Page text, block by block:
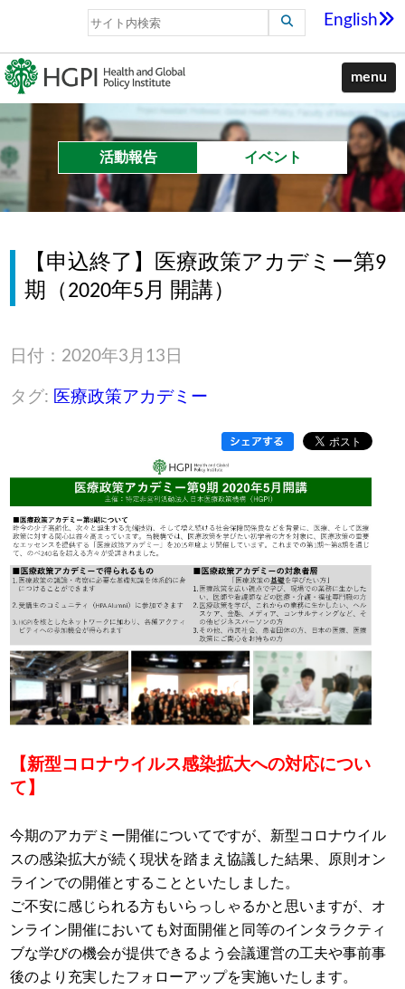
English
menu
活動報告 イベント
【申込終了】医療政策アカデミー第9
期（2020年5月 開講）
日付：2020年3月13日
タグ: 医療政策アカデミー
【新型コロナウイルス感染拡大への対応につい
て】
今期のアカデミー開催についてですが、新型コロナウイル
スの感染拡大が続く現状を踏まえ協議した結果、原則オン
ラインでの開催とすることといたしました。
ご不安に感じられる方もいらっしゃるかと思いますが、オ
ンライン開催においても対面開催と同等のインタラクティ
ブな学びの機会が提供できるよう会議運営の工夫や事前事
後のより充実したフォローアップを実施いたします。